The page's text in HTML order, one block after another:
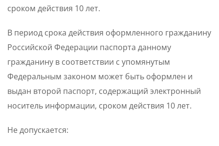
сроком действия 10 лет.
В период срока действия оформленного гражданину
Российской Федерации паспорта данному
гражданину в соответствии с упомянутым
Федеральным законом может быть оформлен и
выдан второй паспорт, содержащий электронный
носитель информации, сроком действия 10 лет.
Не допускается: